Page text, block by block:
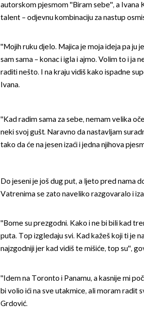
autorskom pjesmom ''Biram sebe'', a Ivana
talent – odjevnu kombinaciju za nastup
''Mojih ruku djelo. Majica je moja ideja pa ju
sam sama – konac i igla i ajmo. Volim to i ja
raditi nešto. I na kraju vidiš kako ispadne
Ivana.
''Kad radim sama za sebe, nemam velika
neki svoj gušt. Naravno da nastavljam
tako da će na jesen izaći i jedna njihova
Do jeseni je još dug put, a ljeto pred nama
Vatrenima se zato naveliko razgovaralo i
''Bome su prezgodni. Kako i ne bi bili kad
puta. Top izgledaju svi. Kad kažeš koji ti je
najzgodniji jer kad vidiš te mišiće, top su'',
''Idem na Toronto i Panamu, a kasnije mi
bi volio ići na sve utakmice, ali moram radit
Grdović.